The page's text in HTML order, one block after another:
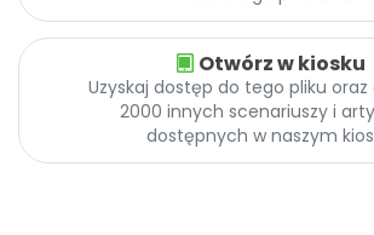
Archiwalne numery
Promocje
Otwórz w kiosku
Uzyskaj dostęp do tego pliku
2000 innych scenariuszy i
dostępnych w naszym